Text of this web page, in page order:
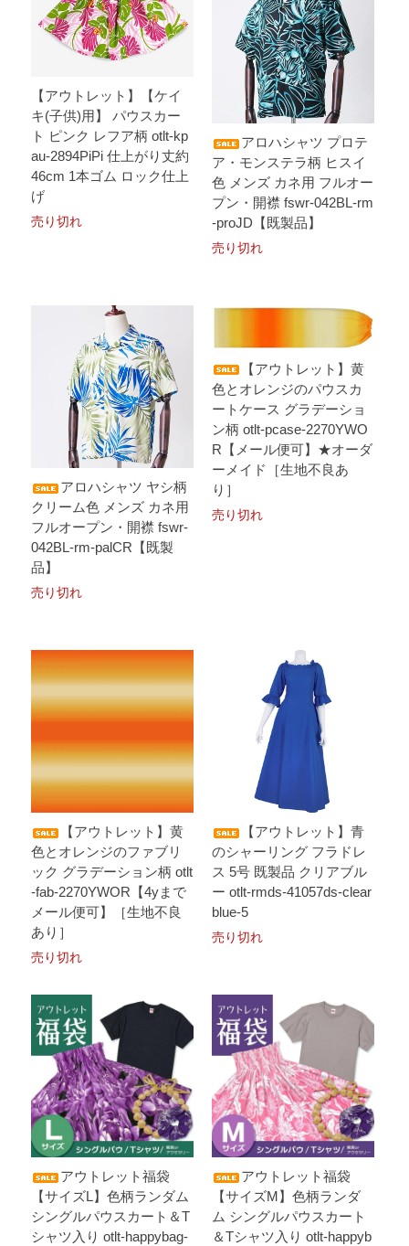
【アウトレット】【ケイ
キ(子供)用】 パウスカー
ト ピンク レフア柄 otlt-kp
au-2894PiPi 仕上がり丈約
46cm 1本ゴム ロック仕上
げ
売り切れ
アロハシャツ プロテ
ア・モンステラ柄 ヒスイ
色 メンズ カネ用 フルオー
プン・開襟 fswr-042BL-rm
-proJD【既製品】
売り切れ
アロハシャツ ヤシ柄
クリーム色 メンズ カネ用
フルオープン・開襟 fswr-
042BL-rm-palCR【既製
品】
売り切れ
【アウトレット】黄
色とオレンジのパウスカ
ートケース グラデーショ
ン柄 otlt-pcase-2270YWO
R【メール便可】★オーダ
ーメイド［生地不良あ
り］
売り切れ
【アウトレット】黄
色とオレンジのファブリ
ック グラデーション柄 otlt
-fab-2270YWOR【4yまで
メール便可】［生地不良
あり］
売り切れ
【アウトレット】青
のシャーリング フラドレ
ス 5号 既製品 クリアブル
ー otlt-rmds-41057ds-clear
blue-5
売り切れ
アウトレット福袋
【サイズL】色柄ランダム
シングルパウスカート＆T
シャツ入り otlt-happybag-
アウトレット福袋
【サイズM】色柄ランダ
ム シングルパウスカート
＆Tシャツ入り otlt-happyb